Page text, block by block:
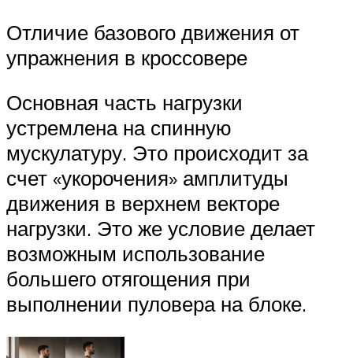
Отличие базового движения от
упражнения в кроссовере
Основная часть нагрузки
устремлена на спинную
мускулатуру. Это происходит за
счет «укорочения» амплитуды
движения в верхнем векторе
нагрузки. Это же условие делает
возможным использование
большего отягощения при
выполнении пуловера на блоке.